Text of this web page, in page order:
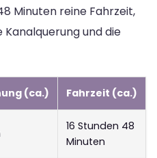
Minuten reine Fahrzeit,
und die
(ca.) Fahrzeit (ca.)
16 Stunden 48
Minuten